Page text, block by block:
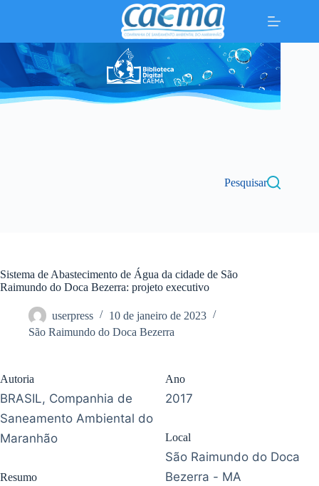
conteúdo
Pesquisar
Sistema de Abastecimento de Água da cidade de São
Raimundo do Doca Bezerra: projeto executivo
userpress
10 de janeiro de 2023
São Raimundo do Doca Bezerra
Autoria
BRASIL, Companhia de
Saneamento Ambiental do
Maranhão
Resumo
Ano
2017
Local
São Raimundo do Doca
Bezerra - MA